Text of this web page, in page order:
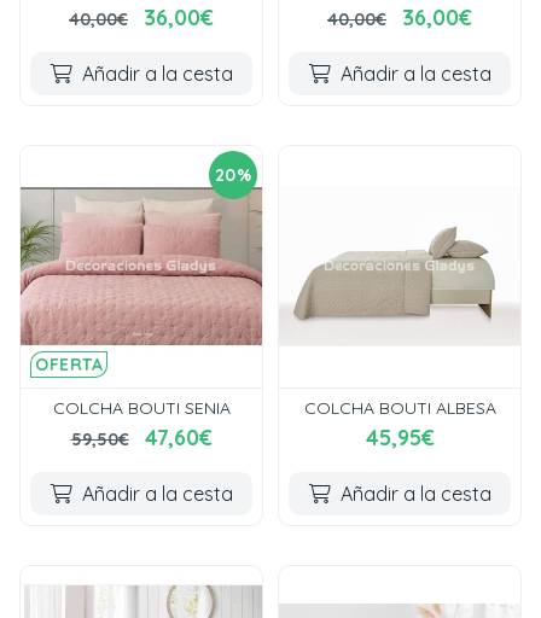
40,00€
36,00€
Añadir a la cesta
40,00€
36,00€
Añadir a la cesta
20%
OFERTA
COLCHA BOUTI SENIA
59,50€
47,60€
Añadir a la cesta
COLCHA BOUTI ALBESA
45,95€
Añadir a la cesta